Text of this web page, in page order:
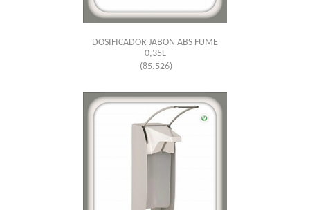
DOSIFICADOR JABON ABS FUME
0,35L
(85.526)